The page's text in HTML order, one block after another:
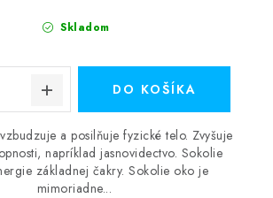
Skladom
DO KOŠÍKA
a posilňuje fyzické telo. Zvyšuje
napríklad jasnovidectvo. Sokolie
základnej čakry. Sokolie oko je
mimoriadne...